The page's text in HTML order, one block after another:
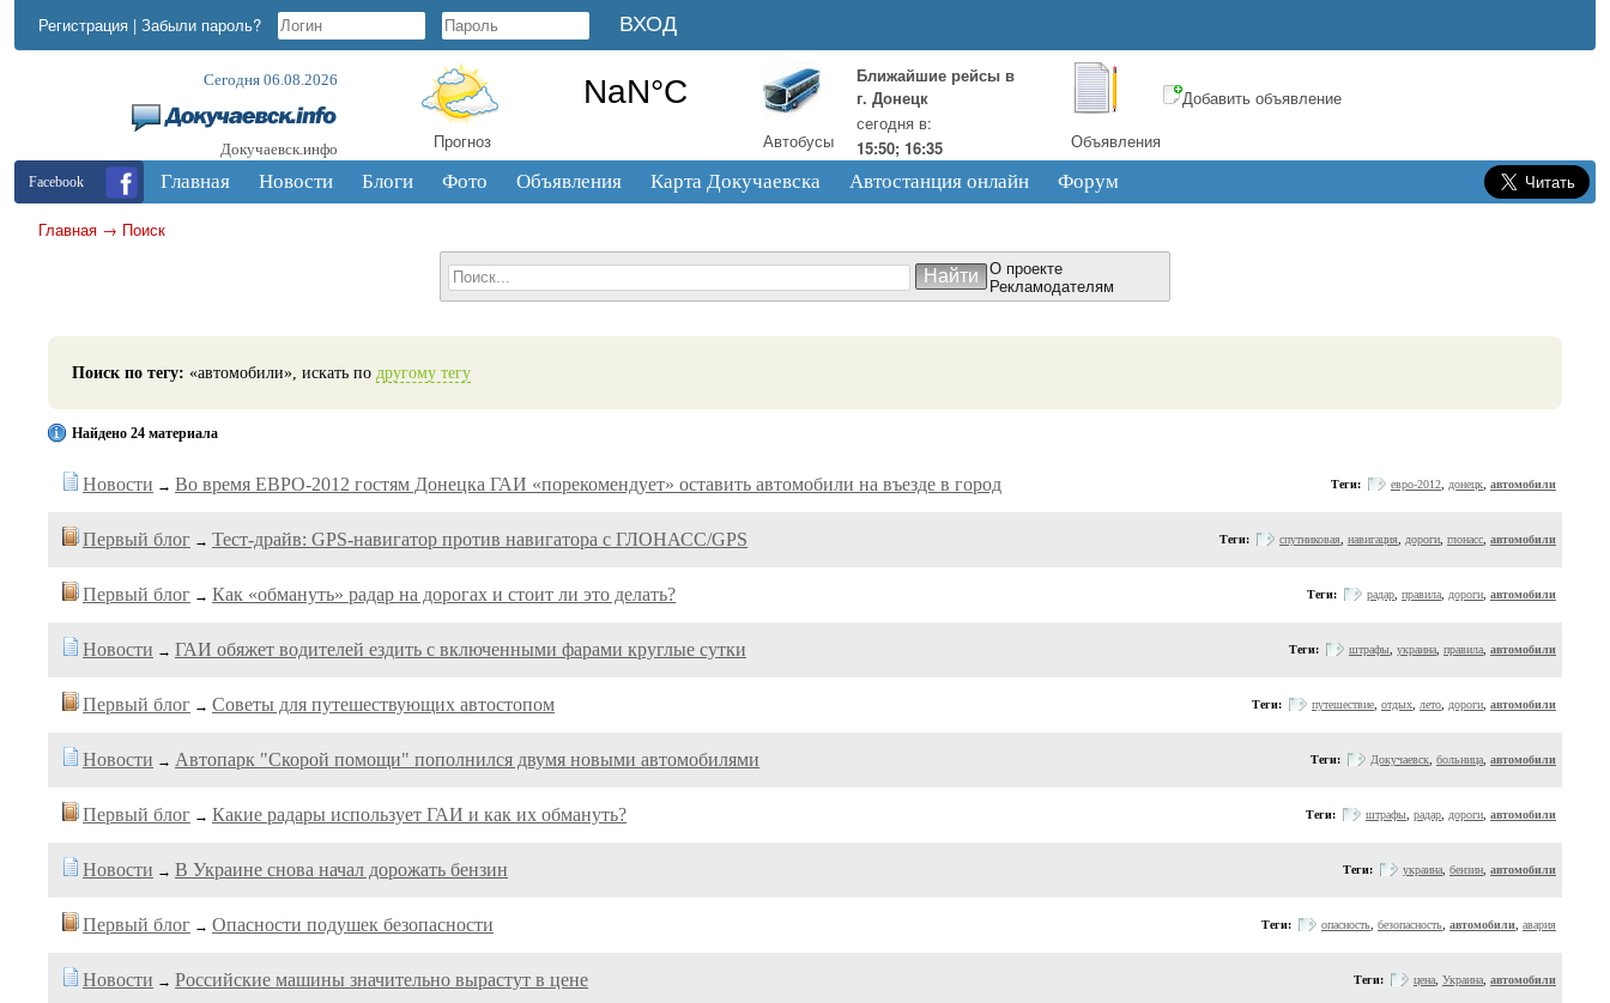
Регистрация | Забыли пароль?
Сегодня 06.08.2026
Докучаевск.инфо Прогноз Автобусы
Ближайшие рейсы в
г. Донецк
сегодня в:
15:50; 16:35
Объявления
Добавить объявление
Facebook Главная Новости Блоги Фото Объявления Карта Докучаевска Автостанция онлайн Форум
Главная → Поиск
О проекте
Рекламодателям
Поиск по тегу: «автомобили», искать по другому тегу
Найдено 24 материала
Новости → Во время ЕВРО-2012 гостям Донецка ГАИ «порекомендует» оставить автомобили на въезде в город Теги: евро-2012 донецк автомобили
Первый блог → Тест-драйв: GPS-навигатор против навигатора с ГЛОНАСС/GPS Теги: спутниковая навигация дороги глонасс автомобили
Первый блог → Как «обмануть» радар на дорогах и стоит ли это делать? Теги: радар правила дороги автомобили
Новости → ГАИ обяжет водителей ездить с включенными фарами круглые сутки Теги: штрафы украина правила автомобили
Первый блог → Советы для путешествующих автостопом Теги: путешествие отдых лето дороги автомобили
Новости → Автопарк "Скорой помощи" пополнился двумя новыми автомобилями Теги: Докучаевск больница автомобили
Первый блог → Какие радары использует ГАИ и как их обмануть? Теги: штрафы радар дороги автомобили
Новости → В Украине снова начал дорожать бензин Теги: украина бензин автомобили
Первый блог → Опасности подушек безопасности Теги: опасность безопасность автомобили авария
Новости → Российские машины значительно вырастут в цене Теги: цена Украина автомобили